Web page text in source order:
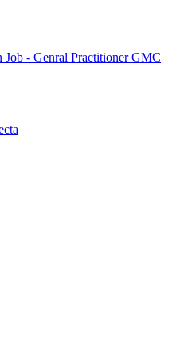
- Genral Practitioner GMC